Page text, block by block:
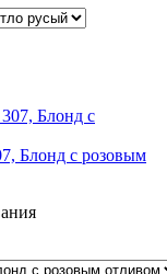
Блонд с розовым